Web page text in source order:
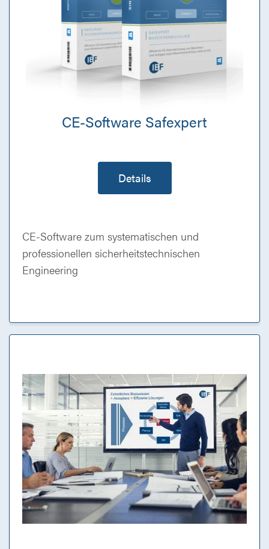
CE-Software Safexpert
Details
CE-Software zum systematischen und
professionellen sicherheitstechnischen
Engineering